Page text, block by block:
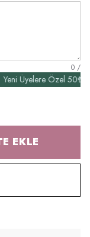
0 /
Üyelere Özel 50₺
EKLE